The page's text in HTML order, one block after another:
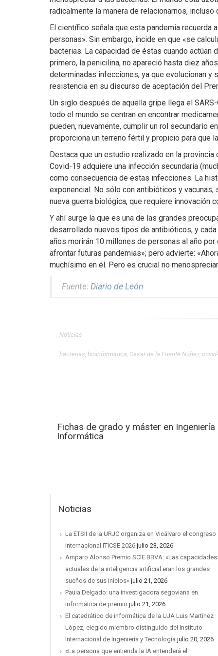
radicalmente la manera de relacionarnos, incluso
El científico señala que esta pandemia
personas». Sin embargo, incide en que «se
bacterias. La capacidad de éstas cuando
primero, la penicilina, no apareció hasta diez
determinadas infecciones, ya que evolucionan
resistencia en su discurso de aceptación del
Un siglo después de aquella gripe llega el
todo el mundo se centran en encontrar
pueden, nuevamente, cumplir un rol secundario
proporciona un terreno fértil y propicio para que
Destaca que un estudio realizado en la
Covid-19 adquiere una infección secundaria
como consecuencia de estas infecciones. La
exponencial. No sólo con antibióticos y
nueva guerra biológica, que requiere innovación
Y ahí surge la que es una de las grandes
desarrollado nuevos tipos de antibióticos, y
años morirán 10 millones de personas al año
afrontar futuras pandemias»; pero advierte:
muchísimo en él. Pero es crucial no
Fuente: Diario de León
Noticias
bacterias, bioinformática, César de la Fuente Núñez,
Fichas de grado y máster en Ingeniería
Informática
Noticias
La ETSII de la URJC organiza en Vicálvaro el congreso
internacional ITiCSE 2026 julio 23, 2026
Amparo Alonso Premio SCIE BBVA: «Las capacidades
actuales de la inteligencia artificial eran los grandes
sueños de sus inicios» julio 21, 2026
Paula Delgado: una investigadora segoviana en
informática de premio julio 21, 2026
El catedrático de informática de la UJA Luis Martínez
López, elegido miembro distinguido del Instituto
Internacional de Ingeniería y Tecnología julio 20, 2026
«La persona que entienda la IA entenderá el